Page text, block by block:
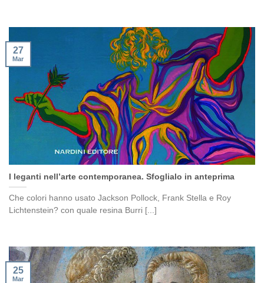
I leganti nell’arte contemporanea. Sfoglialo in anteprima
Che colori hanno usato Jackson Pollock, Frank Stella e Roy
Lichtenstein? con quale resina Burri [...]
27
Mar
25
Mar